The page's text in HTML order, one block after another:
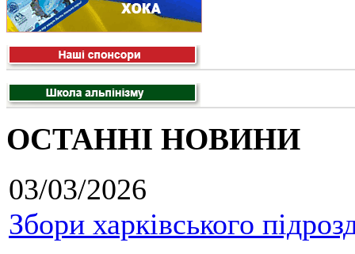
ОСТАННІ НОВИНИ
03/03/2026
Збори харківського